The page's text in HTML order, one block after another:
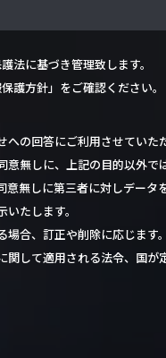
法に基づき管理致します。
護方針」をご確認ください。
の回答にご利用させていた
無しに、上記の目的以外で
無しに第三者に対しデータ
たします。
合、訂正や削除に応じます。
して適用される法令、国が